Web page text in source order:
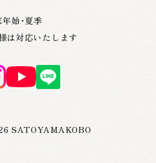
始・夏季
応いたします
SATOYAMAKOBO